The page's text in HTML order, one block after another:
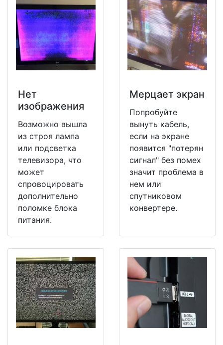
Нет
изображения
Возможно вышла
из строя лампа
или подсветка
телевизора, что
может
спровоцировать
дополнительно
поломке блока
питания.
Мерцает экран
Попробуйте
вынуть кабель,
если на экране
появится "потерян
сигнал" без помех
значит проблема в
нем или
спутниковом
конвертере.